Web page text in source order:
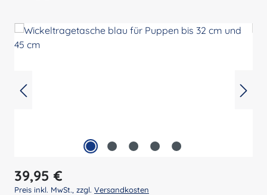
Regulärer Preis:
39,95 €
Preis inkl. MwSt., zzgl. Versandkosten